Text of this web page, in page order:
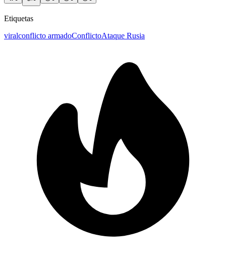
Etiquetas
viralconflicto armadoConflictoAtaque Rusia